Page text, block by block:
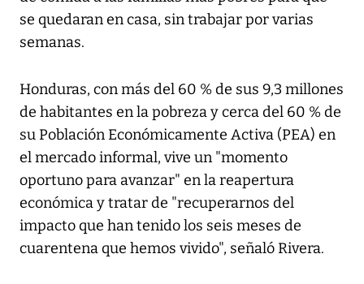
se quedaran en casa, sin trabajar por varias
semanas.
Honduras, con más del 60 % de sus 9,3 millones
de habitantes en la pobreza y cerca del 60 % de
su Población Económicamente Activa (PEA) en
el mercado informal, vive un "momento
oportuno para avanzar" en la reapertura
económica y tratar de "recuperarnos del
impacto que han tenido los seis meses de
cuarentena que hemos vivido", señaló Rivera.